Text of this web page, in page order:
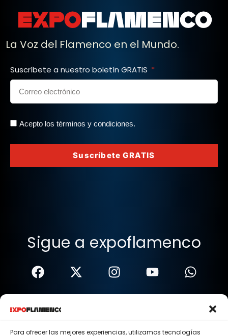
Para ofrecer las mejores experiencias, utilizamos tecnologías
La Voz del Flamenco en el Mundo.
Suscríbete a nuestro boletín GRATIS
Acepto los términos y condiciones.
Suscríbete GRATIS
Sigue a expoflamenco
Términos Y Condiciones
Política De Privacidad